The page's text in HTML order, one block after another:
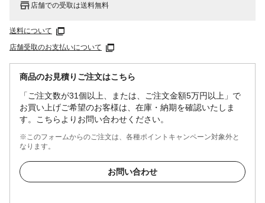
店舗での受取は送料無料
送料について
店舗受取のお支払いについて
商品のお見積りご注文はこちら
「ご注文数が31個以上、または、ご注文金額5万円以上」で
お買い上げご希望のお客様は、在庫・納期を確認いたしま
す。こちらよりお問い合わせください。
※このフォームからのご注文は、各種ポイントキャンペーン対象外と
なります。
お問い合わせ